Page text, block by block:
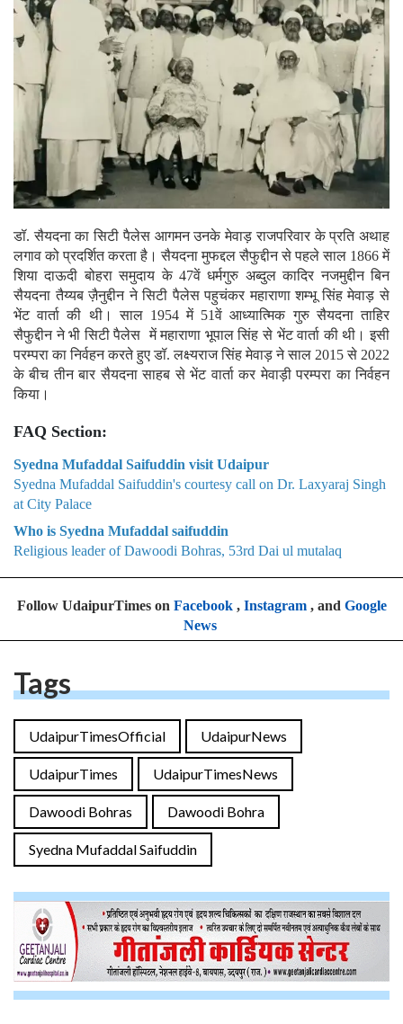
डॉ. सैयदना का सिटी पैलेस आगमन उनके मेवाड़ राजपरिवार के प्रति अथाह
लगाव को प्रदर्शित करता है। सैयदना मुफद्दल सैफुद्दीन से पहले साल 1866 में
शिया दाऊदी बोहरा समुदाय के 47वें धर्मगुरु अब्दुल कादिर नजमुद्दीन बिन
सैयदना तैय्यब ज़ैनुद्दीन ने सिटी पैलेस पहुचंकर महाराणा शम्भू सिंह मेवाड़ से
भेंट वार्ता की थी। साल 1954 में 51वें आध्यात्मिक गुरु सैयदना ताहिर
सैफुद्दीन ने भी सिटी पैलेस में महाराणा भूपाल सिंह से भेंट वार्ता की थी। इसी
परम्परा का निर्वहन करते हुए डॉ. लक्ष्यराज सिंह मेवाड़ ने साल 2015 से 2022
के बीच तीन बार सैयदना साहब से भेंट वार्ता कर मेवाड़ी परम्परा का निर्वहन
किया ।
FAQ Section:
Syedna Mufaddal Saifuddin visit Udaipur
Syedna Mufaddal Saifuddin's courtesy call on Dr. Laxyaraj Singh
at City Palace
Who is Syedna Mufaddal saifuddin
Religious leader of Dawoodi Bohras, 53rd Dai ul mutalaq
Follow UdaipurTimes on Facebook, Instagram, and Google
News
Tags
UdaipurTimesOfficial UdaipurNews
UdaipurTimes UdaipurTimesNews
Dawoodi Bohras Dawoodi Bohra
Syedna Mufaddal Saifuddin